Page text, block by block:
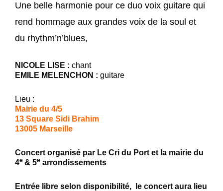
Une belle harmonie pour ce duo voix guitare qui
rend hommage aux grandes voix de la soul et
du rhythm’n’blues,
NICOLE LISE : chant
EMILE MELENCHON : guitare
Lieu :
Mairie du 4/5
13 Square Sidi Brahim
13005 Marseille
Concert organisé par Le Cri du Port et la mairie du
4e & 5e arrondissements
Entrée libre selon disponibilité, le concert aura lieu